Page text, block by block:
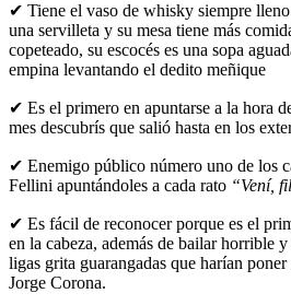
✔ Tiene el vaso de whisky siempre
una servilleta y su mesa tiene más
copeteado, su escocés es una sopa
empina levantando el dedito meñique
✔ Es el primero en apuntarse a la hora
mes descubrís que salió hasta en los
✔ Enemigo público número uno de los
Fellini apuntándoles a cada rato “Vení,
✔ Es fácil de reconocer porque es el
en la cabeza, además de bailar horrible
ligas grita guarangadas que harían
Jorge Corona.